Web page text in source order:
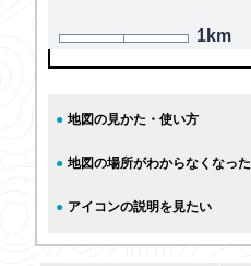
1km
● 地図の見かた・使い方
● 地図の場所がわからなくなった
● アイコンの説明を見たい